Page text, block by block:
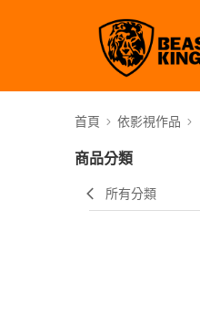
首頁 依影視作品
商品分類
所有分類